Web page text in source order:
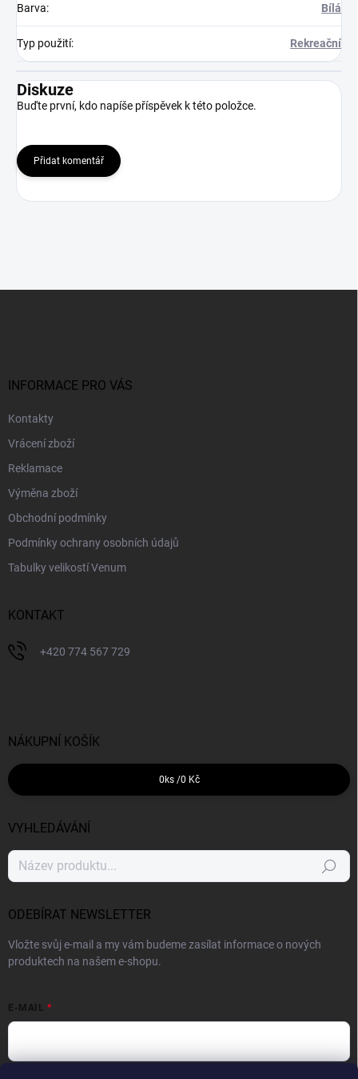
Barva: Bílá
Typ použití: Rekreační
Diskuze
Buďte první, kdo napíše příspěvek k této položce.
Přidat komentář
INFORMACE PRO VÁS
Kontakty
Vrácení zboží
Reklamace
Výměna zboží
Obchodní podmínky
Podmínky ochrany osobních údajů
Tabulky velikostí Venum
KONTAKT
+420 774 567 729
NÁKUPNÍ KOŠÍK
0 ks /0 Kč
VYHLEDÁVÁNÍ
Hledat
ODEBÍRAT NEWSLETTER
Vložte svůj e-mail a my vám budeme zasílat informace o nových
produktech na našem e-shopu.
E-MAIL